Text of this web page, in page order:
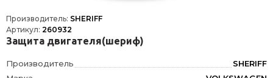
Производитель: SHERIFF
Артикул: 260932
Защита двигателя(шериф)
Производитель
SHERIFF